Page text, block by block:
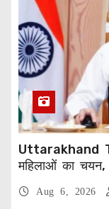
Uttarakhand
महिलाओं का चयन,
Aug 6, 2026